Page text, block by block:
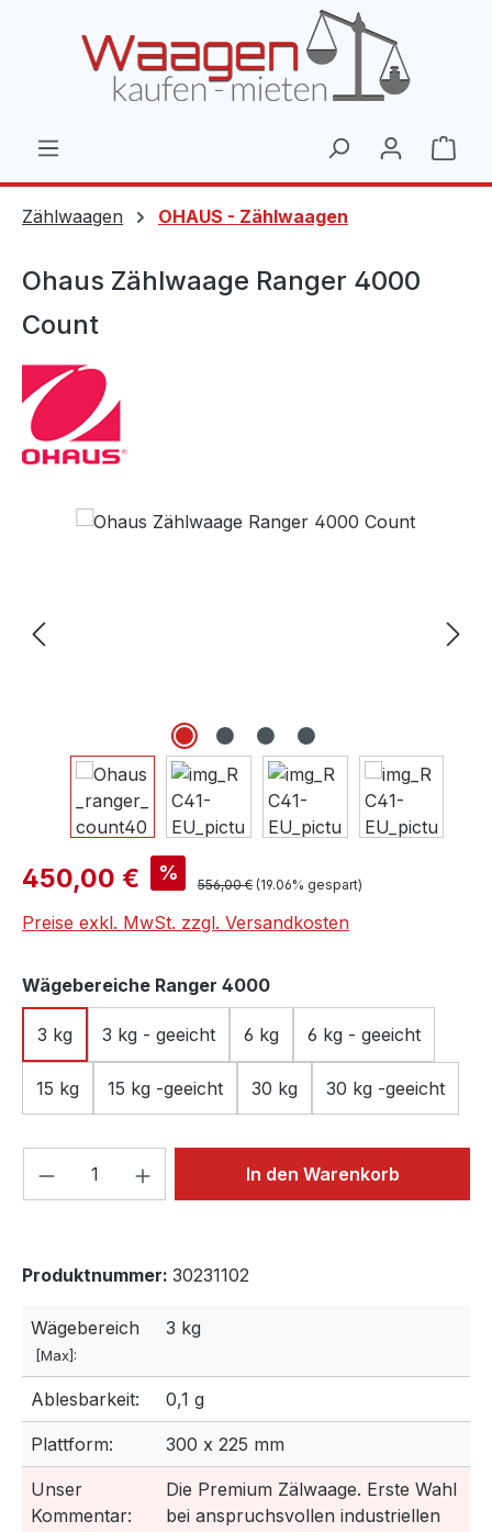
Zählwaagen OHAUS - Zählwaagen
Ohaus Zählwaage Ranger 4000
Count
Bildergalerie überspringen
Verkaufspreis:
450,00 € % Regulärer Preis:
556,00 € (19.06% gespart)
Preise exkl. MwSt. zzgl. Versandkosten
Wägebereiche Ranger 4000auswählen
3 kg 3 kg - geeicht 6 kg 6 kg - geeicht
15 kg 15 kg -geeicht 30 kg 30 kg -geeicht
Produkt Anzahl: Gib denIn den Warenkorb
Produktnummer: 30231102
Wägebereich
[Max]:
3 kg
Ablesbarkeit: 0,1 g
Plattform: 300 x 225 mm
Unser
Kommentar:
Die Premium Zälwaage. Erste Wahl
bei anspruchsvollen industriellen